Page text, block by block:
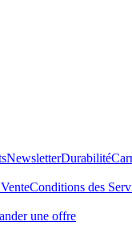
NewsletterDurabilité
Conditions des
une offre